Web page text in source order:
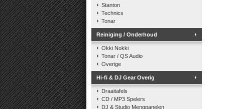
Stanton
Technics
Tonar
Reiniging / Onderhoud
Okki Nokki
Tonar / QS Audio
Overige
Hi-fi & DJ Gear Overig
Draaitafels
CD / MP3 Spelers
DJ & Studio Mengpanelen